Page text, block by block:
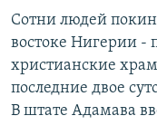
Вернутся
поиску
КАВКАЗ.РЕАЛИИ
СЕВЕР.РЕАЛИИ
СИБИРЬ.РЕАЛИИ
РАСПИСАНИЕ
Сотни людей
востоке Нигерии -
христианские
последние двое
В штате Адамава